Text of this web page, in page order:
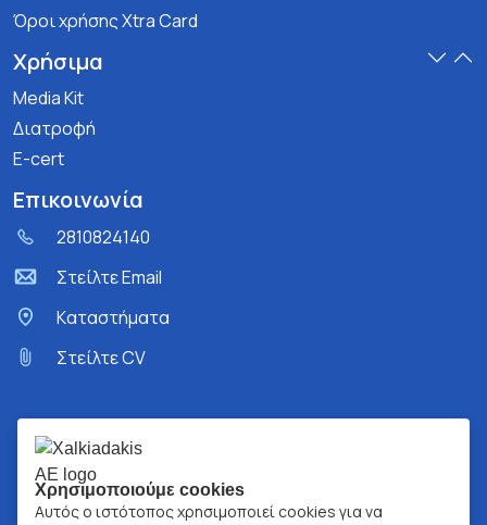
Όροι χρήσης Xtra Card
Χρήσιμα
Media Kit
Διατροφή
E-cert
Επικοινωνία
2810824140
Στείλτε Email
Kαταστήματα
Στείλτε CV
Χρησιμοποιούμε cookies
Αυτός ο ιστότοπος χρησιμοποιεί cookies για να